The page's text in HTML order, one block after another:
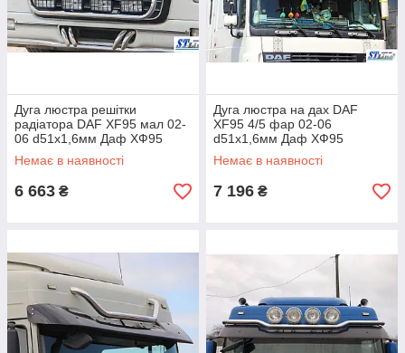
Дуга люстра решітки
радіатора DAF XF95 мал 02-
06 d51х1,6мм Даф ХФ95
Немає в наявності
6 663 ₴
Дуга люстра на дах DAF
XF95 4/5 фар 02-06
d51х1,6мм Даф ХФ95
Немає в наявності
7 196 ₴